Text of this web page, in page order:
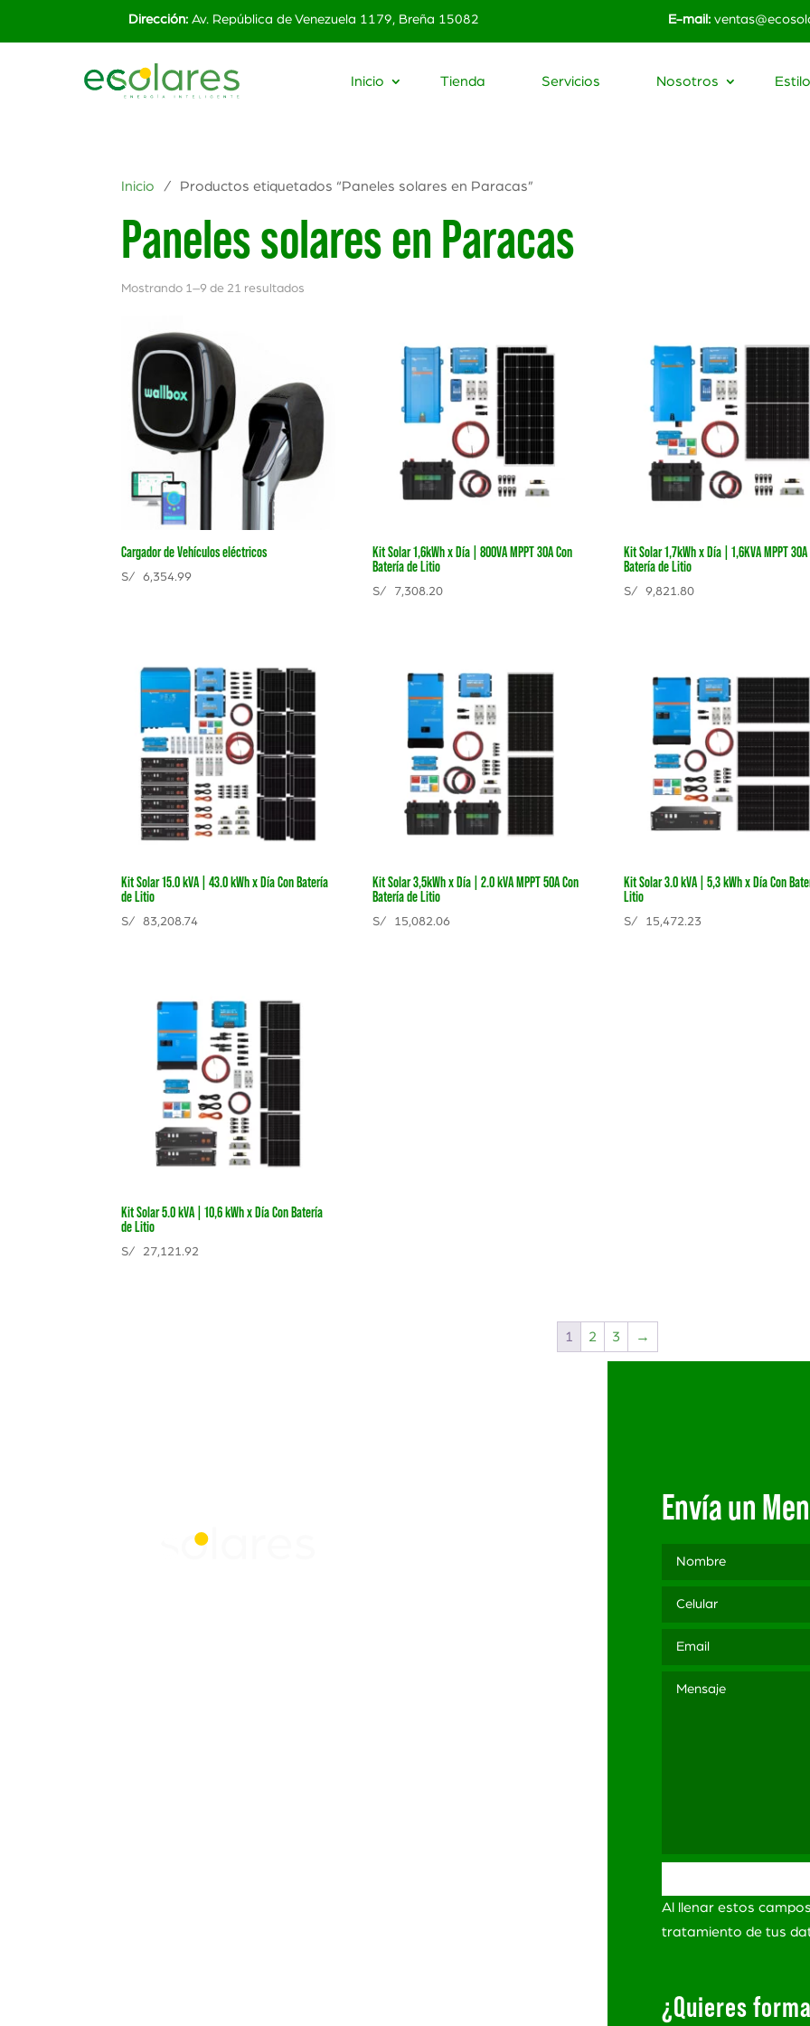
Dirección: Av. República de Venezuela 1179, Breña 15082 E-mail:
Inicio Tienda Servicios Nosotros
Inicio / Productos etiquetados “Paneles solares en Paracas”
Paneles solares en Paracas
Mostrando 1–9 de 21 resultados
Cargador de Vehículos eléctricos
S/ 6,354.99
Kit Solar 1,6kWh x Día | 800VA MPPT 30A Con
Batería de Litio
S/ 7,308.20
Kit Solar 1,7kWh x Día | 1,6KVA MPPT 30A
Batería de Litio
S/ 9,821.80
Kit Solar 15.0 kVA | 43.0 kWh x Día Con Batería
de Litio
S/ 83,208.74
Kit Solar 3,5kWh x Día | 2.0 kVA MPPT 50A Con
Batería de Litio
S/ 15,082.06
Kit Solar 3.0 kVA | 5,3 kWh x Día Con
Litio
S/ 15,472.23
Kit Solar 5.0 kVA | 10,6 kWh x Día Con Batería
de Litio
S/ 27,121.92
1 2 3 →
Envía un
Al llenar estos
tratamiento de tus
¿Quieres